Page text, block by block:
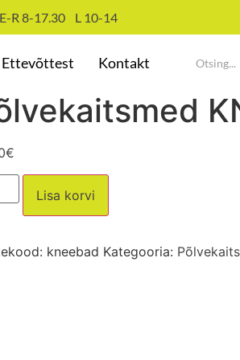
R 8-17.30 L 10-14
Ettevõttest Kontakt
€
Lisa korvi
kneebad Kategooria: